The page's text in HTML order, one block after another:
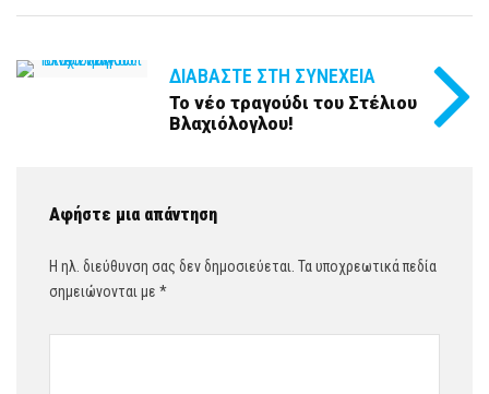
ΔΙΑΒΆΣΤΕ ΣΤΗ ΣΥΝΈΧΕΙΑ
Το νέο τραγούδι του Στέλιου
Βλαχιόλογλου!
Αφήστε μια απάντηση
Η ηλ. διεύθυνση σας δεν δημοσιεύεται. Τα υποχρεωτικά πεδία
σημειώνονται με *